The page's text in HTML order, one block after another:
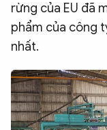
rừng của EU đã
phẩm của công
nhất.